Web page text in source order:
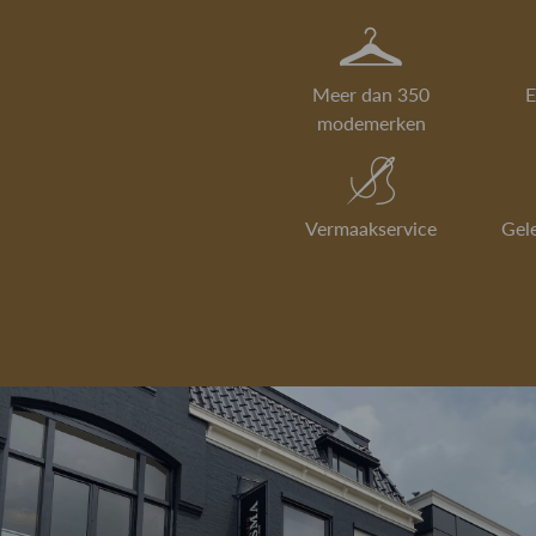
Meer dan 350
modemerken
Vermaakservice